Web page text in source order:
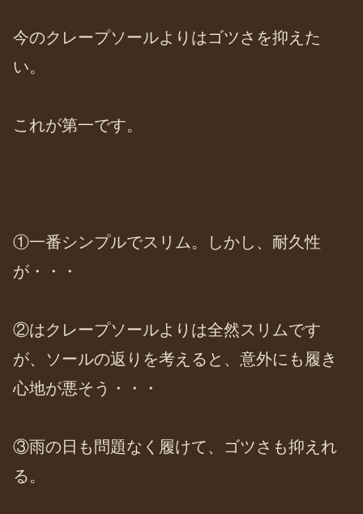
今のクレープソールよりはゴツさを抑えた
い。
これが第一です。
①一番シンプルでスリム。しかし、耐久性
が・・・
②はクレープソールよりは全然スリムです
が、ソールの返りを考えると、意外にも履き
心地が悪そう・・・
③雨の日も問題なく履けて、ゴツさも抑えれ
る。